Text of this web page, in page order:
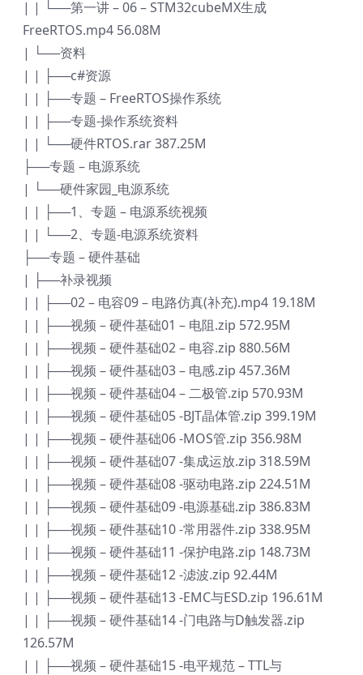
| | └──第一讲 – 06 – STM32cubeMX生成
FreeRTOS.mp4 56.08M
| └──资料
| | ├──c#资源
| | ├──专题 – FreeRTOS操作系统
| | ├──专题-操作系统资料
| | └──硬件RTOS.rar 387.25M
├──专题 – 电源系统
| └──硬件家园_电源系统
| | ├──1、专题 – 电源系统视频
| | └──2、专题-电源系统资料
├──专题 – 硬件基础
| ├──补录视频
| | ├──02 – 电容09 – 电路仿真(补充).mp4 19.18M
| | ├──视频 – 硬件基础01 – 电阻.zip 572.95M
| | ├──视频 – 硬件基础02 – 电容.zip 880.56M
| | ├──视频 – 硬件基础03 – 电感.zip 457.36M
| | ├──视频 – 硬件基础04 – 二极管.zip 570.93M
| | ├──视频 – 硬件基础05 -BJT晶体管.zip 399.19M
| | ├──视频 – 硬件基础06 -MOS管.zip 356.98M
| | ├──视频 – 硬件基础07 -集成运放.zip 318.59M
| | ├──视频 – 硬件基础08 -驱动电路.zip 224.51M
| | ├──视频 – 硬件基础09 -电源基础.zip 386.83M
| | ├──视频 – 硬件基础10 -常用器件.zip 338.95M
| | ├──视频 – 硬件基础11 -保护电路.zip 148.73M
| | ├──视频 – 硬件基础12 -滤波.zip 92.44M
| | ├──视频 – 硬件基础13 -EMC与ESD.zip 196.61M
| | ├──视频 – 硬件基础14 -门电路与D触发器.zip
126.57M
| | ├──视频 – 硬件基础15 -电平规范 – TTL与